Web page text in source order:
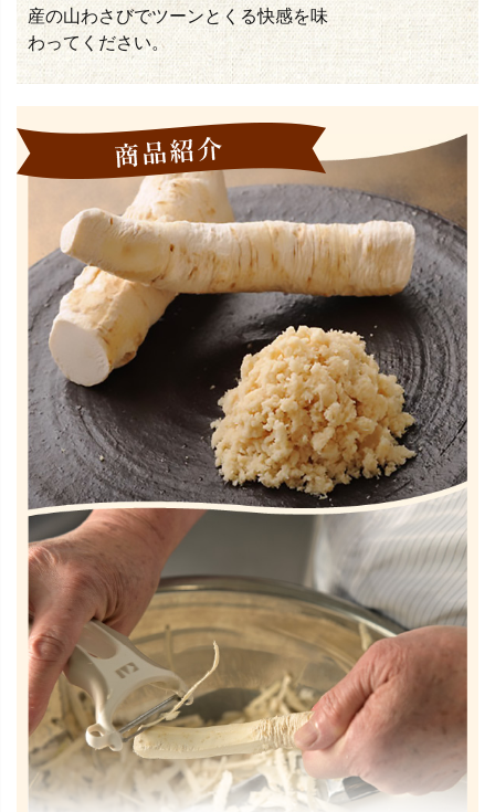
産の山わさびでツーンとくる快感を味
わってください。